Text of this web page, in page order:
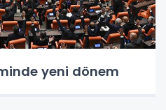
yeni dönem